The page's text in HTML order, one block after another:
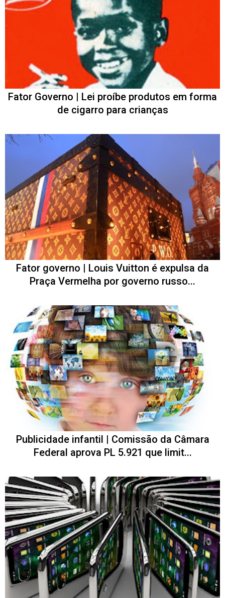
Fator Governo | Lei proíbe produtos em forma
de cigarro para crianças
Fator governo | Louis Vuitton é expulsa da
Praça Vermelha por governo russo...
Publicidade infantil | Comissão da Câmara
Federal aprova PL 5.921 que limit...